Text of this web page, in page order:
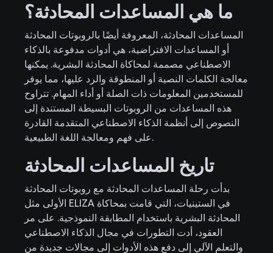
ما هي المساعدات المحادثة؟
المساعدات المحادثة، المعروفة أيضًا بالروبوتات المحادثة
أو المساعدات الافتراضية، هي أدوات مدفوعة بالذكاء
الاصطناعي مصممة لمحاكاة المحادثة البشرية. يمكنها
معالجة الكلمات النصية أو المنطوقة والرد عليها، مما يوفر
للمستخدمين المعلومات ذات الصلة أو أداء المهام. تتراوح
هذه المساعدات من الروبوتات البسيطة المستندة إلى
النصوص إلى أنظمة الذكاء الاصطناعي المتقدمة القادرة
تاريخ المساعدات المحادثة
بدأت رحلة المساعدات المحادثة مع روبوتات المحادثة
الأولى مثل ELIZA في الستينيات، التي قامت بمحاكاة
المحادثة البشرية باستخدام المطابقة النموذجية. على مر
العقود، أدت التطورات في مجال الذكاء الاصطناعي
والتعلم الآلي إلى دفع هذه الأدوات إلى مجالات جديدة من